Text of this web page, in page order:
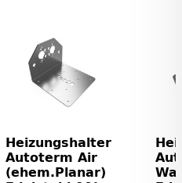
Heizungshalter
Autoterm Air
(ehem.Planar)